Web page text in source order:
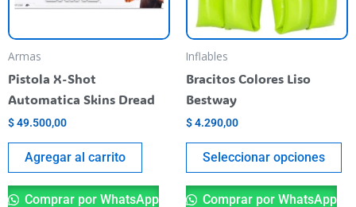
Armas
Pistola X-Shot
Automatica Skins Dread
$49.500,00
Agregar al carrito
Comprar por WhatsApp
Inflables
Bracitos Colores Liso
Bestway
$4.290,00
Seleccionar opciones
Comprar por WhatsApp